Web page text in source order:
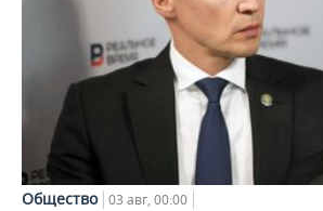
Общество 03 авг, 00:00